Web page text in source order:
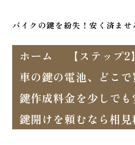
バイクの鍵を紛失！安く済ませ
ホーム
【ステップ
車の鍵の電池、どこ
鍵作成料金を少しで
鍵開けを頼むなら相